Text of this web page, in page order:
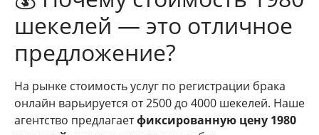
шекелей — это отличное
предложение?
На рынке стоимость услуг по регистрации брака
онлайн варьируется от 2500 до 4000 шекелей. Наше
агентство предлагаетфиксированную цену 1980